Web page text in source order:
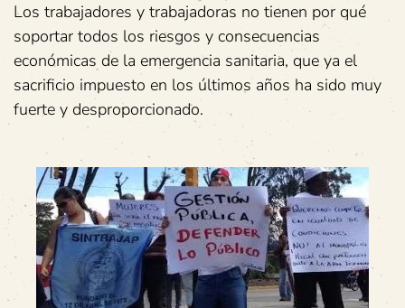
Los trabajadores y trabajadoras no tienen por qué
soportar todos los riesgos y consecuencias
económicas de la emergencia sanitaria, que ya el
sacrificio impuesto en los últimos años ha sido muy
fuerte y desproporcionado.